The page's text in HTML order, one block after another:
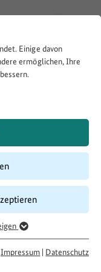
Einige davon
ermöglichen, Ihre
Impressum | Datenschutz